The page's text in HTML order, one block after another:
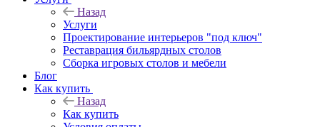
Назад
Услуги
Проектирование интерьеров "под ключ"
Реставрация бильярдных столов
Сборка игровых столов и мебели
Блог
Как купить
Назад
Как купить